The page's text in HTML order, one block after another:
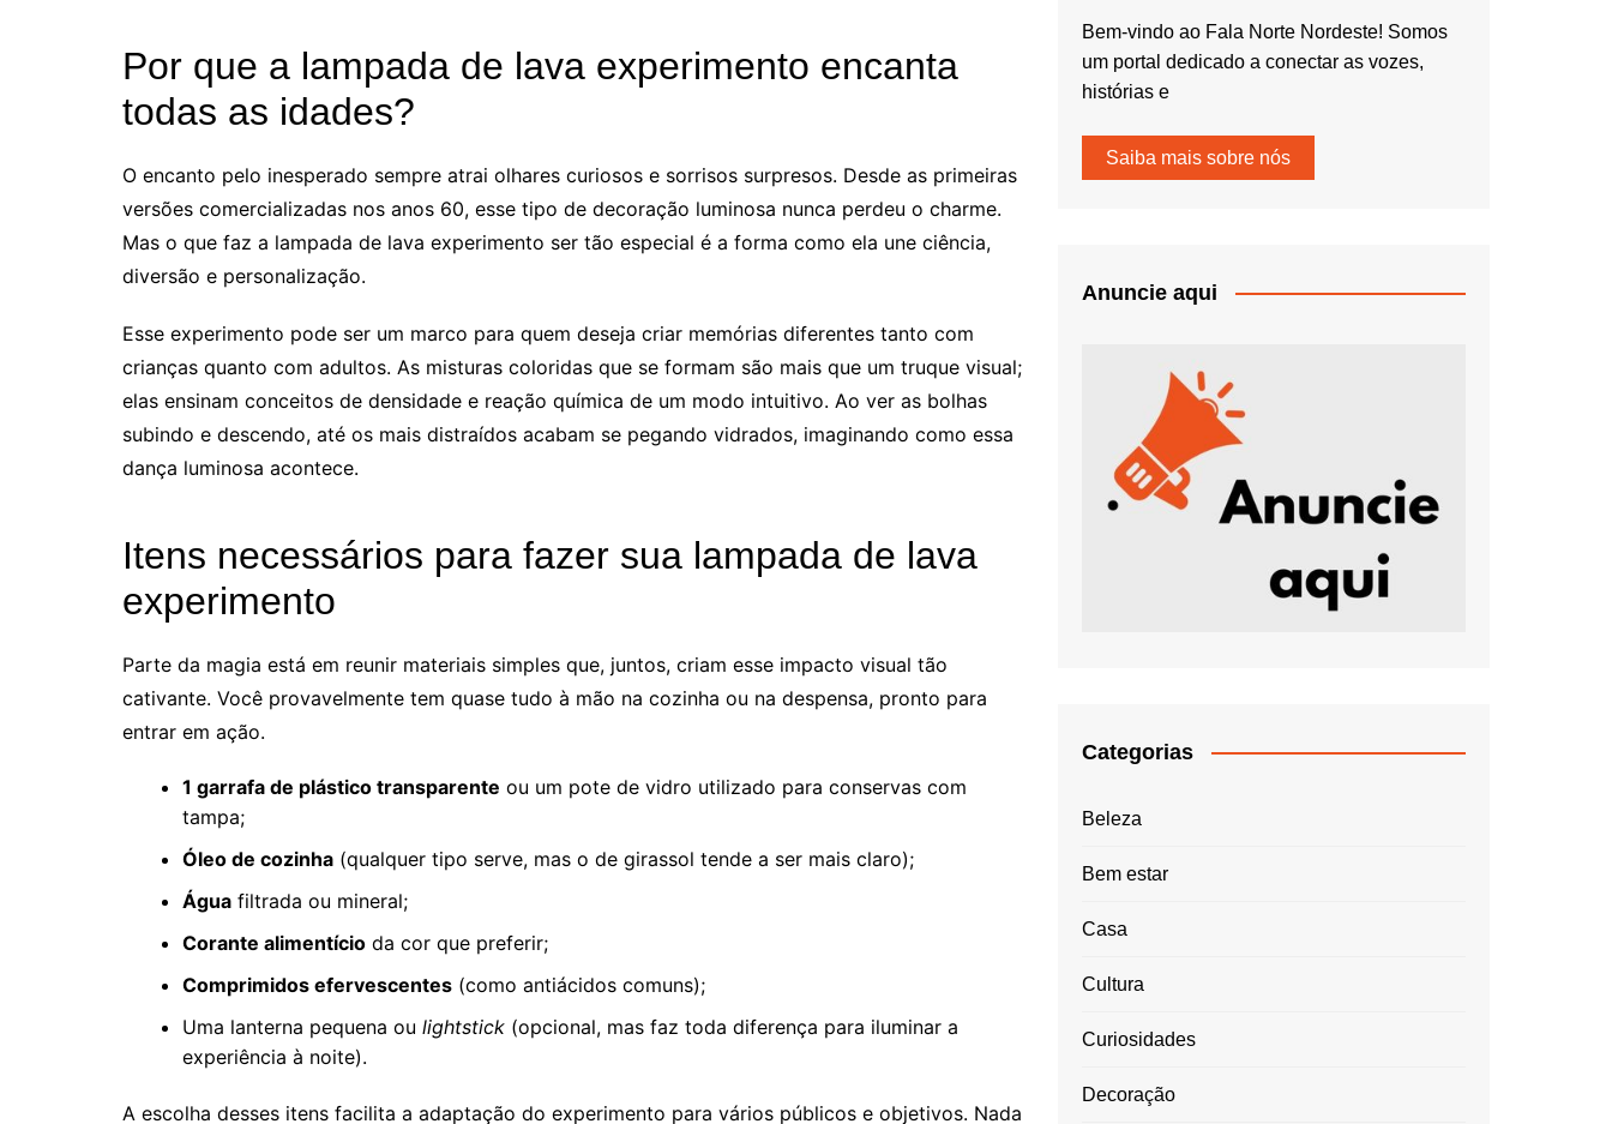
Por que a lampada de lava experimento encanta
todas as idades?
O encanto pelo inesperado sempre atrai olhares curiosos e sorrisos surpresos. Desde as primeiras
versões comercializadas nos anos 60, esse tipo de decoração luminosa nunca perdeu o charme.
Mas o que faz a lampada de lava experimento ser tão especial é a forma como ela une ciência,
diversão e personalização.
Esse experimento pode ser um marco para quem deseja criar memórias diferentes tanto com
crianças quanto com adultos. As misturas coloridas que se formam são mais que um truque visual;
elas ensinam conceitos de densidade e reação química de um modo intuitivo. Ao ver as bolhas
subindo e descendo, até os mais distraídos acabam se pegando vidrados, imaginando como essa
dança luminosa acontece.
Itens necessários para fazer sua lampada de lava
experimento
Parte da magia está em reunir materiais simples que, juntos, criam esse impacto visual tão
cativante. Você provavelmente tem quase tudo à mão na cozinha ou na despensa, pronto para
entrar em ação.
1 garrafa de plástico transparente ou um pote de vidro utilizado para conservas com
tampa;
Óleo de cozinha (qualquer tipo serve, mas o de girassol tende a ser mais claro);
Água filtrada ou mineral;
Corante alimentício da cor que preferir;
Comprimidos efervescentes (como antiácidos comuns);
Uma lanterna pequena ou lightstick (opcional, mas faz toda diferença para iluminar a
experiência à noite).
A escolha desses itens facilita a adaptação do experimento para vários públicos e objetivos. Nada
Bem-vindo ao Fala Norte Nordeste! Somos
um portal dedicado a conectar as vozes,
histórias e
Saiba mais sobre nós
Anuncie aqui
Categorias
Beleza
Bem estar
Casa
Cultura
Curiosidades
Decoração